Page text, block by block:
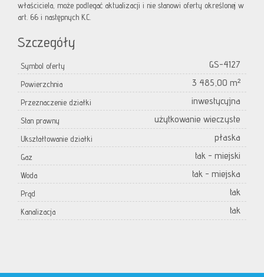
właściciela, może podlegać aktualizacji i nie stanowi oferty określonej w
art. 66 i następnych K.C.
Szczegóły
Symbol oferty GS-4127
Powierzchnia 3 485,00 m²
Przeznaczenie działki inwestycyjna
Stan prawny użytkowanie wieczyste
Ukształtowanie działki płaska
Gaz tak - miejski
Woda tak - miejska
Prąd tak
Kanalizacja tak